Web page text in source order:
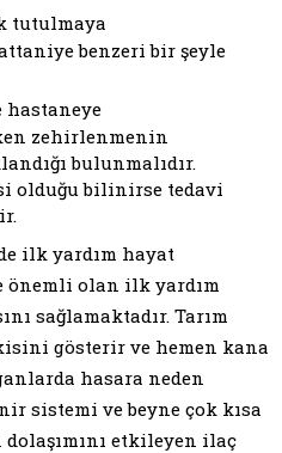
tutulmaya
benzeri bir şeyle
hastaneye
zehirlenmenin
bulunmalıdır.
olduğu bilinirse tedavi
ilk yardım hayat
önemli olan ilk yardım
sağlamaktadır. Tarım
gösterir ve hemen kana
hasara neden
sistemi ve beyne çok kısa
etkileyen ilaç